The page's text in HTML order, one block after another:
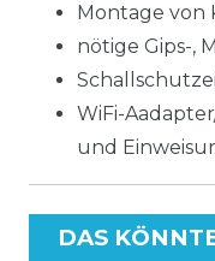
Montage von
nötige Gips-,
WiFi-
und
DAS